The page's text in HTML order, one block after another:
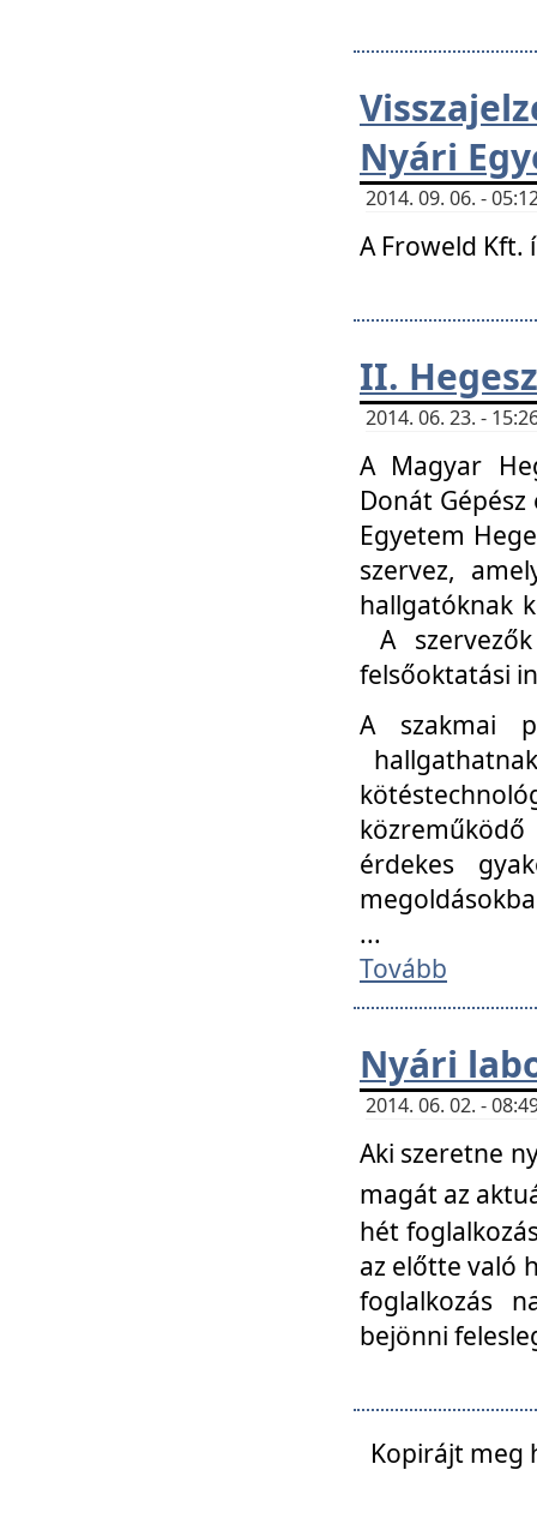
Nyári
2014. 09. 06. -
A Froweld
II.
2014. 06. 23. -
A Magyar
Donát
Egyetem
szervez,
hallgatóknak
A
felsőoktatási
A szakmai
érdekes
...
Tovább
Nyári
2014. 06. 02. -
Aki szeretne
magát az
hét
az előtte való
foglalkozás
bejönni
Kopirájt meg